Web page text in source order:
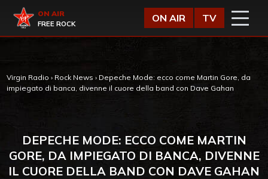
Virgin Radio
ON AIR
FREE ROCK
ON AIR TV
Virgin Radio › Rock News › Depeche Mode: ecco come Martin Gore, da
impiegato di banca, divenne il cuore della band con Dave Gahan
DEPECHE MODE: ECCO COME MARTIN
GORE, DA IMPIEGATO DI BANCA, DIVENNE
IL CUORE DELLA BAND CON DAVE GAHAN